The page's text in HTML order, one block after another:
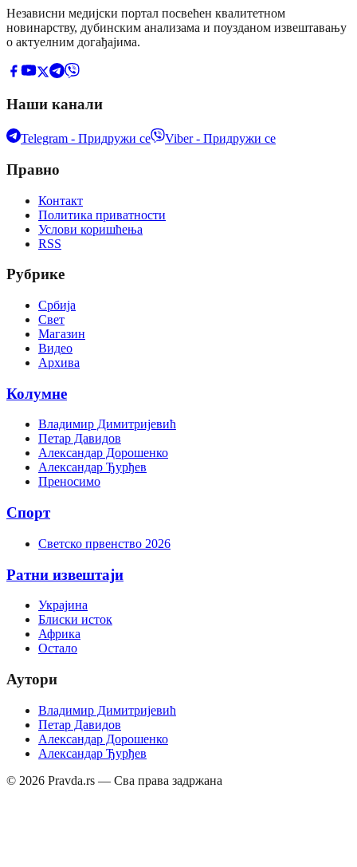
Независни медијски портал посвећен квалитетном
новинарству, дубинским анализама и поузданом извештавању
о актуелним догађајима.
Наши канали
Telegram - Придружи се Viber - Придружи се
Правно
Контакт
Политика приватности
Услови коришћења
RSS
Рубрике
Србија
Свет
Магазин
Видео
Архива
Колумне
Владимир Димитријевић
Петар Давидов
Александар Дорошенко
Александар Ђурђев
Преносимо
Спорт
Светско првенство 2026
Ратни извештаји
Украјина
Блиски исток
Африка
Остало
Аутори
Владимир Димитријевић
Петар Давидов
Александар Дорошенко
Александар Ђурђев
© 2026 Pravda.rs — Сва права задржана